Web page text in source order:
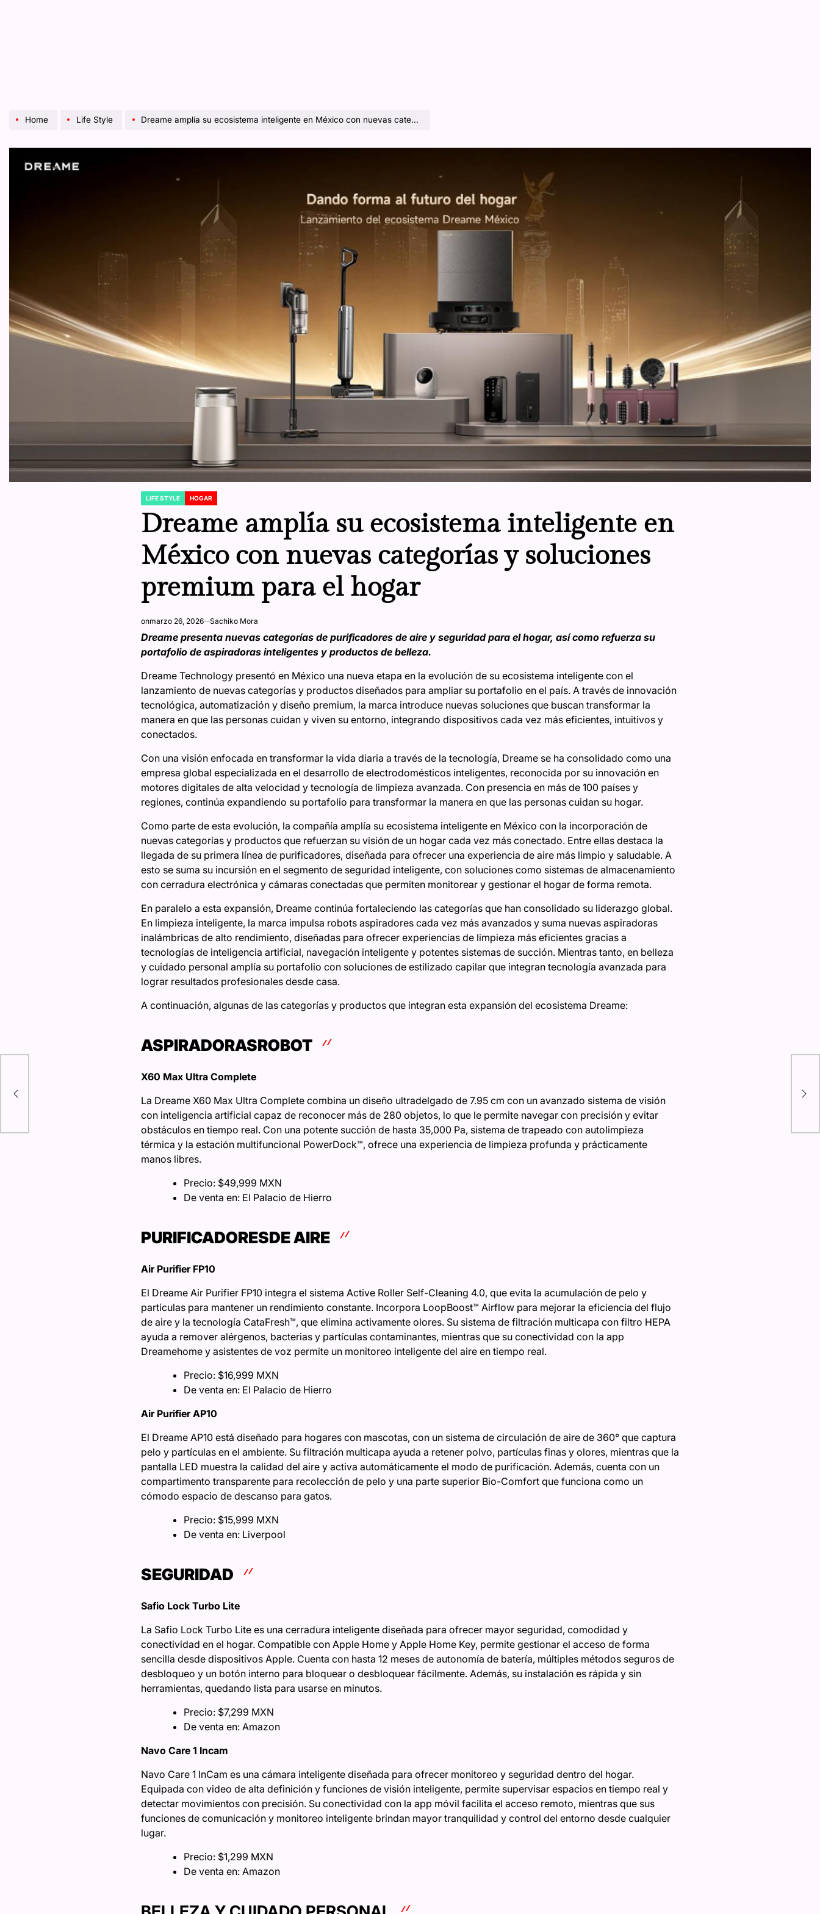
Home Life Style Dreame amplía su ecosistema inteligente en México con nuevas categorías y soluciones premium para el hogar
POSTED
LIFE STYLE HOGAR
Dreame amplía su ecosistema inteligente en
México con nuevas categorías y soluciones
premium para el hogar
onmarzo 26, 2026 Sachiko Mora
Dreame presenta nuevas categorías de purificadores de aire y seguridad para el hogar, así como refuerza su
portafolio de aspiradoras inteligentes y productos de belleza.
Dreame Technology presentó en México una nueva etapa en la evolución de su ecosistema inteligente con el
lanzamiento de nuevas categorías y productos diseñados para ampliar su portafolio en el país. A través de innovación
tecnológica, automatización y diseño premium, la marca introduce nuevas soluciones que buscan transformar la
manera en que las personas cuidan y viven su entorno, integrando dispositivos cada vez más eficientes, intuitivos y
conectados.
Con una visión enfocada en transformar la vida diaria a través de la tecnología, Dreame se ha consolidado como una
empresa global especializada en el desarrollo de electrodomésticos inteligentes, reconocida por su innovación en
motores digitales de alta velocidad y tecnología de limpieza avanzada. Con presencia en más de 100 países y
regiones, continúa expandiendo su portafolio para transformar la manera en que las personas cuidan su hogar.
Como parte de esta evolución, la compañía amplía su ecosistema inteligente en México con la incorporación de
nuevas categorías y productos que refuerzan su visión de un hogar cada vez más conectado. Entre ellas destaca la
llegada de su primera línea de purificadores, diseñada para ofrecer una experiencia de aire más limpio y saludable. A
esto se suma su incursión en el segmento de seguridad inteligente, con soluciones como sistemas de almacenamiento
con cerradura electrónica y cámaras conectadas que permiten monitorear y gestionar el hogar de forma remota.
En paralelo a esta expansión, Dreame continúa fortaleciendo las categorías que han consolidado su liderazgo global.
En limpieza inteligente, la marca impulsa robots aspiradores cada vez más avanzados y suma nuevas aspiradoras
inalámbricas de alto rendimiento, diseñadas para ofrecer experiencias de limpieza más eficientes gracias a
tecnologías de inteligencia artificial, navegación inteligente y potentes sistemas de succión. Mientras tanto, en belleza
y cuidado personal amplía su portafolio con soluciones de estilizado capilar que integran tecnología avanzada para
lograr resultados profesionales desde casa.
A continuación, algunas de las categorías y productos que integran esta expansión del ecosistema Dreame:
ASPIRADORASROBOT
X60 Max Ultra Complete
La Dreame X60 Max Ultra Complete combina un diseño ultradelgado de 7.95 cm con un avanzado sistema de visión
con inteligencia artificial capaz de reconocer más de 280 objetos, lo que le permite navegar con precisión y evitar
obstáculos en tiempo real. Con una potente succión de hasta 35,000 Pa, sistema de trapeado con autolimpieza
térmica y la estación multifuncional PowerDock™, ofrece una experiencia de limpieza profunda y prácticamente
manos libres.
Precio: $49,999 MXN
De venta en: El Palacio de Hierro
PURIFICADORESDE AIRE
Air Purifier FP10
El Dreame Air Purifier FP10 integra el sistema Active Roller Self-Cleaning 4.0, que evita la acumulación de pelo y
partículas para mantener un rendimiento constante. Incorpora LoopBoost™ Airflow para mejorar la eficiencia del flujo
de aire y la tecnología CataFresh™, que elimina activamente olores. Su sistema de filtración multicapa con filtro HEPA
ayuda a remover alérgenos, bacterias y partículas contaminantes, mientras que su conectividad con la app
Dreamehome y asistentes de voz permite un monitoreo inteligente del aire en tiempo real.
Precio: $16,999 MXN
De venta en: El Palacio de Hierro
Air Purifier AP10
El Dreame AP10 está diseñado para hogares con mascotas, con un sistema de circulación de aire de 360° que captura
pelo y partículas en el ambiente. Su filtración multicapa ayuda a retener polvo, partículas finas y olores, mientras que la
pantalla LED muestra la calidad del aire y activa automáticamente el modo de purificación. Además, cuenta con un
compartimento transparente para recolección de pelo y una parte superior Bio-Comfort que funciona como un
cómodo espacio de descanso para gatos.
Precio: $15,999 MXN
De venta en: Liverpool
SEGURIDAD
Safio Lock Turbo Lite
La Safio Lock Turbo Lite es una cerradura inteligente diseñada para ofrecer mayor seguridad, comodidad y
conectividad en el hogar. Compatible con Apple Home y Apple Home Key, permite gestionar el acceso de forma
sencilla desde dispositivos Apple. Cuenta con hasta 12 meses de autonomía de batería, múltiples métodos seguros de
desbloqueo y un botón interno para bloquear o desbloquear fácilmente. Además, su instalación es rápida y sin
herramientas, quedando lista para usarse en minutos.
Precio: $7,299 MXN
De venta en: Amazon
Navo Care 1 Incam
Navo Care 1 InCam es una cámara inteligente diseñada para ofrecer monitoreo y seguridad dentro del hogar.
Equipada con video de alta definición y funciones de visión inteligente, permite supervisar espacios en tiempo real y
detectar movimientos con precisión. Su conectividad con la app móvil facilita el acceso remoto, mientras que sus
funciones de comunicación y monitoreo inteligente brindan mayor tranquilidad y control del entorno desde cualquier
lugar.
Precio: $1,299 MXN
De venta en: Amazon